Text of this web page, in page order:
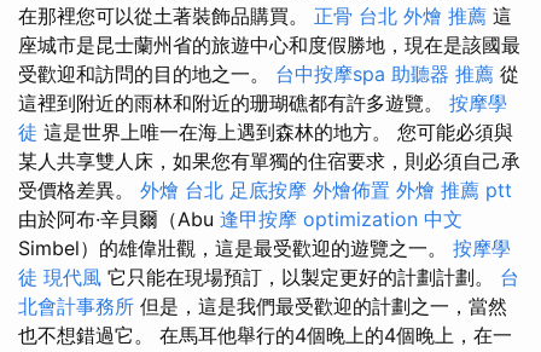
在那裡您可以從土著裝飾品購買。 正骨 台北 外燴 推薦 這
座城市是昆士蘭州省的旅遊中心和度假勝地，現在是該國最
受歡迎和訪問的目的地之一。 台中按摩spa 助聽器 推薦 從
這裡到附近的雨林和附近的珊瑚礁都有許多遊覽。 按摩學
徒 這是世界上唯一在海上遇到森林的地方。 您可能必須與
某人共享雙人床，如果您有單獨的住宿要求，則必須自己承
受價格差異。 外燴 台北 足底按摩 外燴佈置 外燴 推薦 ptt
由於阿布·辛貝爾（Abu 逢甲按摩 optimization 中文
Simbel）的雄偉壯觀，這是最受歡迎的遊覽之一。 按摩學
徒 現代風 它只能在現場預訂，以製定更好的計劃計劃。 台
北會計事務所 但是，這是我們最受歡迎的計劃之一，當然
也不想錯過它。 在馬耳他舉行的4個晚上的4個晚上，在一